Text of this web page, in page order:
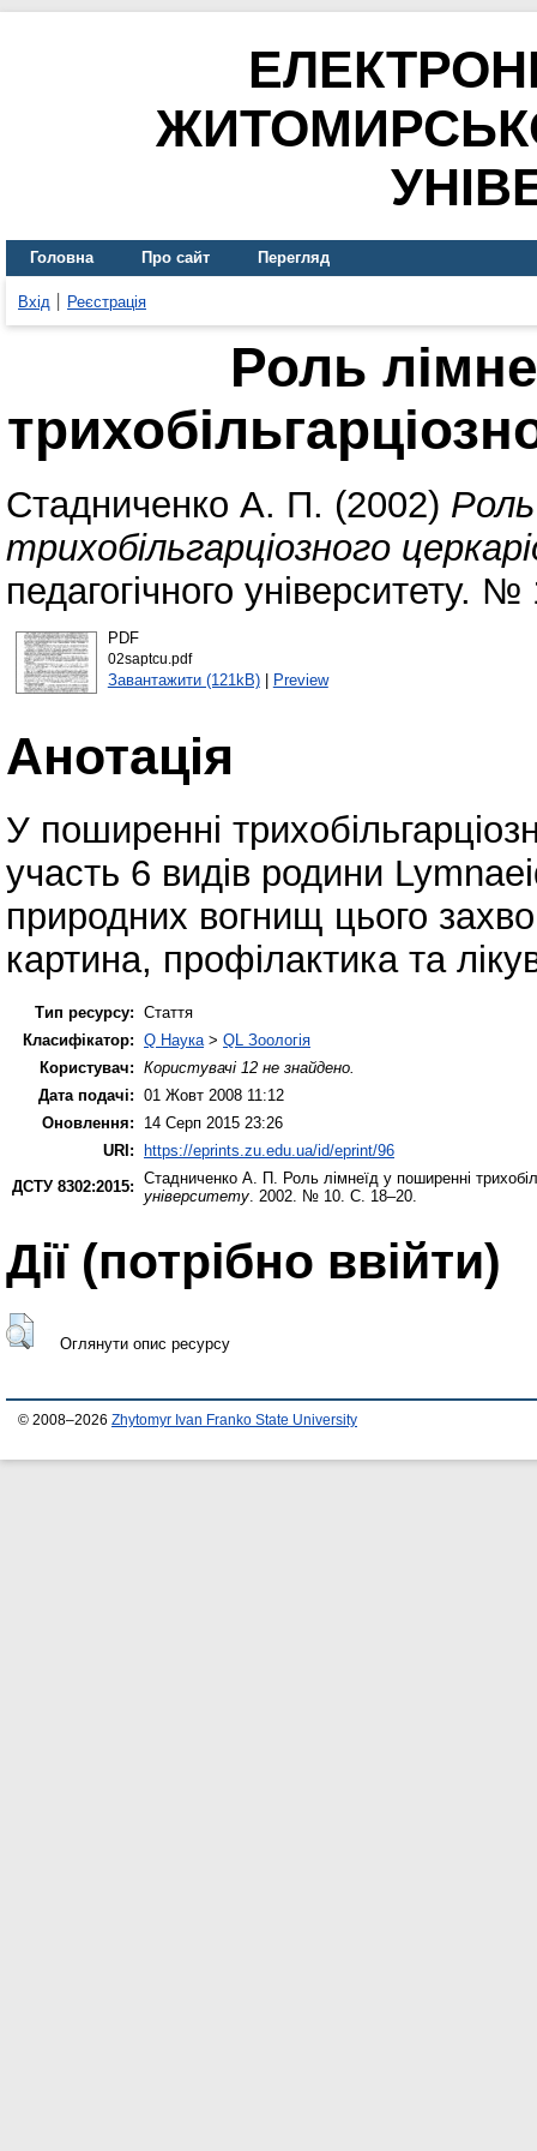
Головна Про сайт Перегляд
Вхід Реєстрація
Роль
Стадниченко А. П. (2002)
трихобільгарціозного
педагогічного університету.
PDF
02saptcu.pdf
Завантажити (121kB)| Preview
Анотація
У поширенні
участь 6 видів родини
природних вогнищ цього
картина, профілактика та
Тип ресурсу: Стаття
Класифікатор: Q Наука > QL Зоологія
Користувач: Користувачі 12 не знайдено.
Дата подачі: 01 Жовт 2008 11:12
Оновлення:
14 Серп 2015 23:26
URI: https://eprints.zu.edu.ua/id/eprint/96
ДСТУ 8302:2015: Стадниченко А. П. Роль лімнеїд у поширенні
університету . 2002. № 10. С. 18–20.
Дії ​​(потрібно ввійти)
Оглянути опис ресурсу
© 2008–2026 Zhytomyr Ivan Franko State University